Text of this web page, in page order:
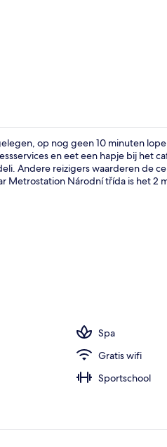
op nog geen 10 minuten
en eet een hapje bij het
Andere reizigers waarderen de
Metrostation Národní třída is het 2
Spa
Gratis wifi
Sportschool